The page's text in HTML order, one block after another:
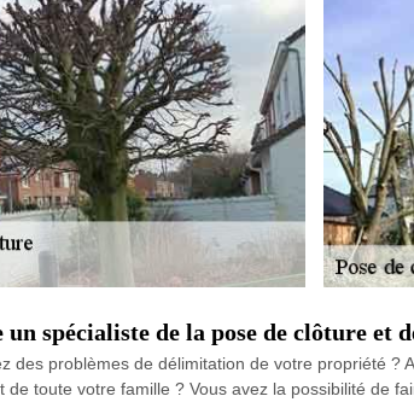
un spécialiste de la pose de clôture et
des problèmes de délimitation de votre propriété ?
de toute votre famille ? Vous avez la possibilité de